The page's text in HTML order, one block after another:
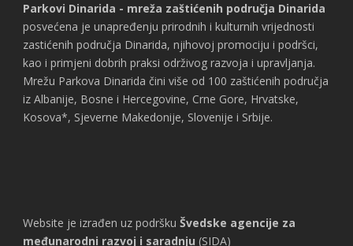
Parkovi Dinarida - mreža zaštićenih područja Dinarida
posvećena je unapređenju prirodnih i kulturnih vrijednosti
zastićenih područja Dinarida, njihovoj promociju i podršci,
kao i primjeni dobrih praksi održivog razvoja i upravljanja.
Mrežu Parkova Dinarida čini više od 100 zaštićenih područja
iz Albanije, Bosne i Hercegovine, Crne Gore, Hrvatske,
Kosova*, Sjeverne Makedonije, Slovenije i Srbije.
Website je izrađen uz podršku Švedske agencije za
međunarodni razvoj i saradnju (SIDA)